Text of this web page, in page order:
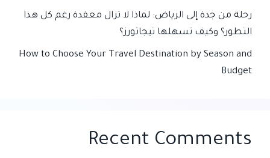
رحلة من جدة إلى الرياض: لماذا لا تزال معقدة رغم كل هذا
التطور؟ وكيف تسهلها تيجاتورز؟
How to Choose Your Travel Destination by Season and
Budget
Recent Comments